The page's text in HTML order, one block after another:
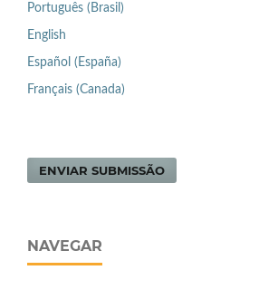
Português (Brasil)
English
Español (España)
Français (Canada)
ENVIAR SUBMISSÃO
NAVEGAR